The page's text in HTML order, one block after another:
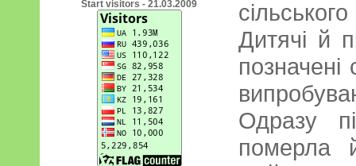
Start visitors - 21.03.2009
Дитячі й
Одразу
померла